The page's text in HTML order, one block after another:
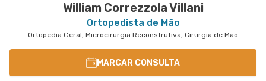
William Correzzola Villani
Ortopedista de Mão
Ortopedia Geral, Microcirurgia Reconstrutiva, Cirurgia de Mão
MARCAR CONSULTA